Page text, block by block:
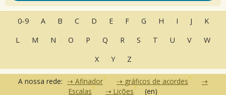
0-9 A B C D E F G H I J
K
L
M N O P Q R S T U V
W
X
Y Z
A nossa rede: Afinador
gráficos de acordes
Escalas
Lições (en)